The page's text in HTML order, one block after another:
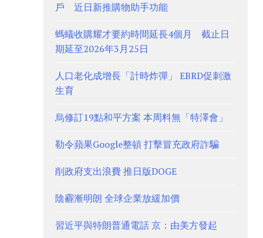
戶 近日新推購物助手功能
螞蟻收購耀才要約時間延長4個月 截止日
期延至2026年3月25日
人口老化成增長「計時炸彈」 EBRD促刺激
生育
烏修訂19點和平方案 本周料無「特澤會」
勒令蘋果Google整頓 打擊冒充政府詐騙
削政府支出浪費 推日版DOGE
陰霾漸明朗 全球企業放緩加價
習近平與特朗普通電話 京：由美方發起